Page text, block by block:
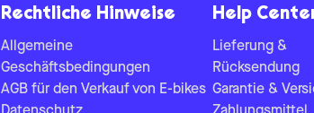
Rechtliche Hinweise
Allgemeine
Geschäftsbedingungen
AGB für den Verkauf von E-bikes
Help
Lieferung &
Rücksendung
Garantie &